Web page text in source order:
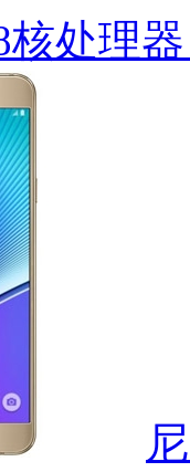
核处理